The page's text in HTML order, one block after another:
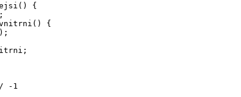
{
{
-1